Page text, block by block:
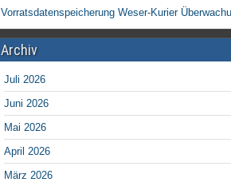
Vorratsdatenspeicherung Weser-Kurier
Archiv
Juli 2026
Juni 2026
Mai 2026
April 2026
März 2026